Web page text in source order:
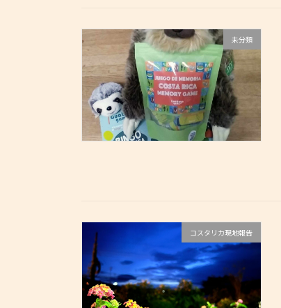
未分類
コスタリカ現地報告